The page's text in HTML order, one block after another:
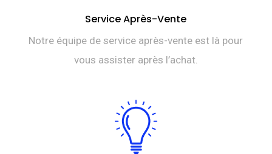
Service Après-Vente
Notre équipe de service après-vente est là pour
vous assister après l’achat.